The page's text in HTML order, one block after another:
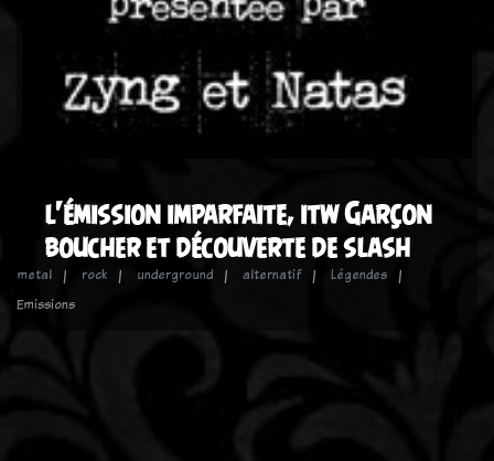
l'émission imparfaite, itw Garçon
boucher et découverte de slash
metal rock underground alternatif
Légendes
Emissions